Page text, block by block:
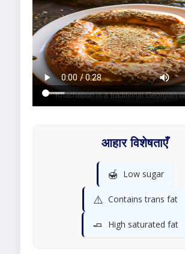
आहार विशेषताएँ
🍯 Low sugar
⚠️ Contains trans fat
🧈 High saturated fat